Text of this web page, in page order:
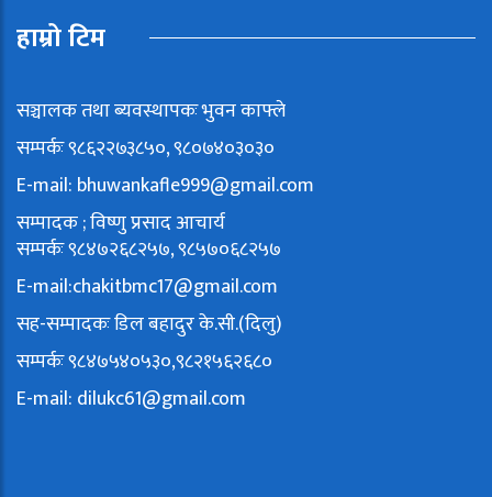
हाम्रो टिम
सञ्चालक तथा ब्यवस्थापकः भुवन काफ्ले
सम्पर्कः ९८६२२७३८५०, ९८०७४०३०३०
E-mail: bhuwankafle999@gmail.com
सम्पादक ; विष्णु प्रसाद आचार्य
सम्पर्कः ९८४७२६८२५७, ९८५७०६८२५७
E-mail:chakitbmc17@gmail.com
सह-सम्पादकः डिल बहादुर के.सी.(दिलु)
सम्पर्कः ९८४७५४०५३०,९८२१५६२६८०
E-mail: dilukc61@gmail.com